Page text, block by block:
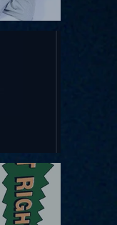
Box 2026」